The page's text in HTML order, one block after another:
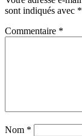
sont indiqués avec *
Commentaire *
Nom *